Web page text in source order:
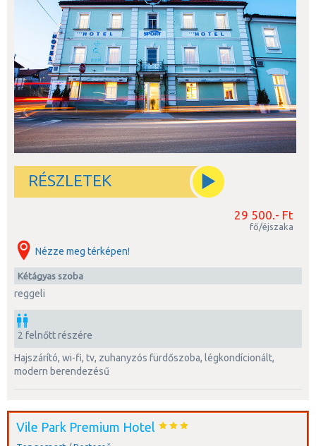
RÉSZLETEK
29 500.- Ft
fő/éjszaka
Nézze meg térképen!
kétágyas szoba
reggeli
2 felnőtt részére
hajszárító, wi-fi, tv, zuhanyzós fürdőszoba, légkondícionált,
modern berendezésű
Vile Park Premium Hotel